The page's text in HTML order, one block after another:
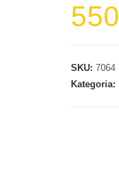
550
SKU: 7064
Kategoria: